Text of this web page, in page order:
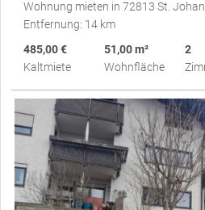
Wohnung mieten in 72813 St.
Entfernung: 14 km
485,00 €
Kaltmiete
51,00 m²
Wohnfläche
2